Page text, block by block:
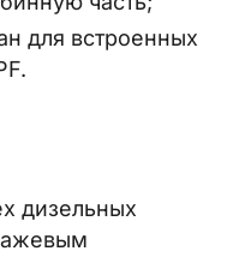
для встроенных
дизельных